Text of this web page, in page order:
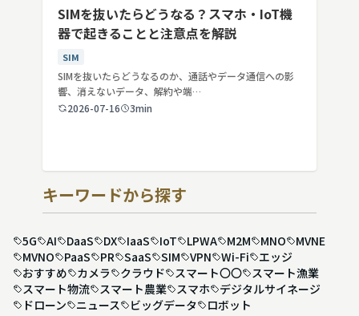
SIMを抜いたらどうなる？スマホ・IoT機
器で起きることと注意点を解説
SIM
SIMを抜いたらどうなるのか、通話やデータ通信への影
響、消えないデータ、解約や端…
2026-07-16
3min
キーワードから探す
5G AI DaaS DX IaaS IoT LPWA M2M MNO
MVNE
MVNO
PaaS PR SaaS SIM VPN Wi-Fi
エッジ
おすすめ
カメラ クラウド スマート〇〇
スマート漁業
スマート物流
スマート農業 スマホ
デジタルサイネージ
ドローン
ニュース ビッグデータ ロボット